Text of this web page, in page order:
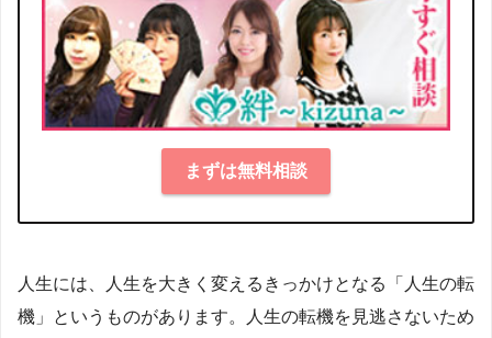
まずは無料相談
人生には、人生を大きく変えるきっかけとなる「人生の転
機」というものがあります。人生の転機を見逃さないため